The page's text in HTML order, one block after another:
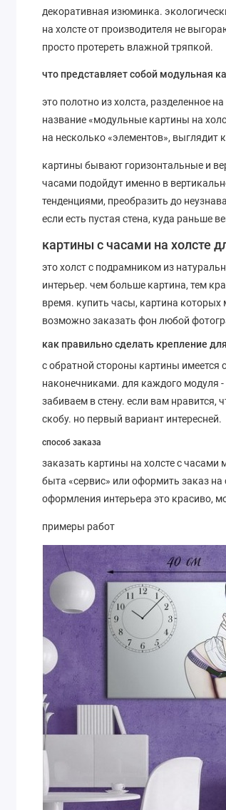
декоративная изюминка.
на холсте от производителя не
просто протереть влажной тряпкой.
что представляет собой модульная
это полотно из холста, разделенное
название «модульные картины на
на несколько «элементов», выглядит
картины бывают горизонтальные и
часами подойдут именно в
тенденциями, преобразить до
если есть пустая стена, куда раньше
картины с часами на холсте
это холст с подрамником из
интерьер. чем больше картина, тем
время. купить часы, картина
возможно заказать фон любой
как правильно сделать крепление
с обратной стороны картины имеется
наконечниками. для каждого модуля
забиваем в стену. если вам нравится,
скобу. но первый вариант интересней.
способ заказа
заказать картины на холсте с
быта «сервис» или оформить заказ
оформления интерьера это красиво,
примеры работ